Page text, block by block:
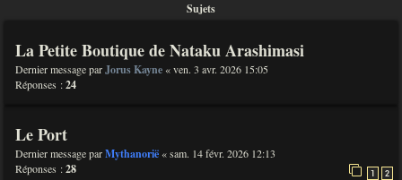
Sujets
La Petite Boutique de Nataku Arashimasi
Dernier message parJorus Kayne «ven. 3 avr. 2026 15:05
Réponses :24
Le Port
Dernier message parMythanorië «sam. 14 févr. 2026 12:13
Réponses :28 1 2